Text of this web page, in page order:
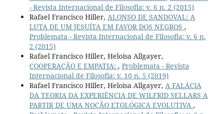
- Revista Internacional de Filosofia: v. 6 n. 2 (2015)
Rafael Francisco Hiller, ALONSO DE SANDOVAL: A
LUTA DE UM JESUÍTA EM FAVOR DOS NEGROS ,
Problemata - Revista Internacional de Filosofia: v. 6 n.
2 (2015)
Rafael Francisco Hiller, Heloisa Allgayer,
COOPERAÇÃO E EMPATIA: , Problemata - Revista
Internacional de Filosofia: v. 10 n. 5 (2019)
Rafael Francisco Hiller, Heloisa Allgayer, A FALÁCIA
DA TEORIA DA EXPERIÊNCIA DE WILFRID SELLARS A
PARTIR DE UMA NOÇÃO ETOLÓGICA EVOLUTIVA ,